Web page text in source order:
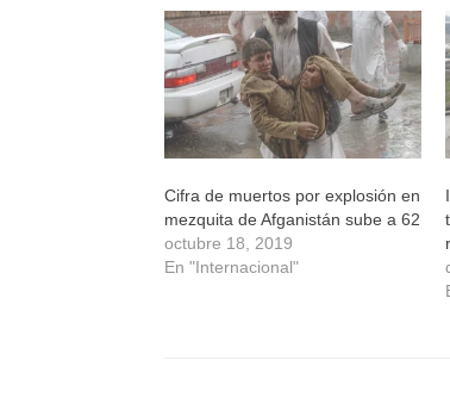
una
ventana
nueva)
una
ventana
nueva)
una
ventana
nueva)
una
ventana
nueva)
Cifra de muertos por explosión en
mezquita de Afganistán sube a 62
octubre 18, 2019
En "Internacional"